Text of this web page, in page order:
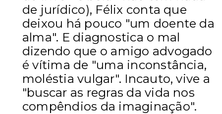
de jurídico), Félix conta que
deixou há pouco "um doente da
alma". E diagnostica o mal
dizendo que o amigo advogado
é vítima de "uma inconstância,
moléstia vulgar". Incauto, vive a
"buscar as regras da vida nos
compêndios da imaginação".